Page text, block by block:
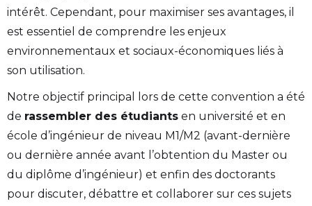
intérêt. Cependant, pour maximiser ses avantages, il
est essentiel de comprendre les enjeux
environnementaux et sociaux-économiques liés à
son utilisation.
Notre objectif principal lors de cette convention a été
de rassembler des étudiants en université et en
école d’ingénieur de niveau M1/M2 (avant-dernière
ou dernière année avant l’obtention du Master ou
du diplôme d’ingénieur) et enfin des doctorants
pour discuter, débattre et collaborer sur ces sujets